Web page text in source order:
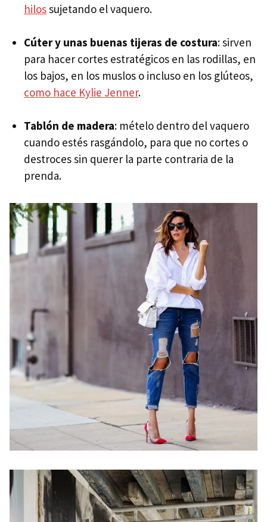
hilossujetando el vaquero.
Cúter y unas buenas tijeras de costura: sirven
para hacer cortes estratégicos en las rodillas, en
los bajos, en los muslos o incluso en los glúteos,
como hace Kylie Jenner.
Tablón de madera: mételo dentro del vaquero
cuando estés rasgándolo, para que no cortes o
destroces sin querer la parte contraria de la
prenda.